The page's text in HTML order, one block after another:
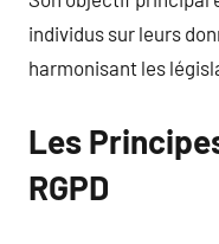
individus sur leurs
harmonisant les
Les
RGPD